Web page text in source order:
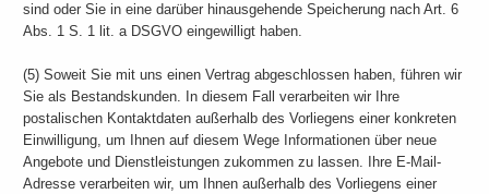
sind oder Sie in eine darüber hinausgehende Speicherung nach Art. 6
Abs. 1 S. 1 lit. a DSGVO eingewilligt haben.
(5) Soweit Sie mit uns einen Vertrag abgeschlossen haben, führen wir
Sie als Bestandskunden. In diesem Fall verarbeiten wir Ihre
postalischen Kontaktdaten außerhalb des Vorliegens einer konkreten
Einwilligung, um Ihnen auf diesem Wege Informationen über neue
Angebote und Dienstleistungen zukommen zu lassen. Ihre E-Mail-
Adresse verarbeiten wir, um Ihnen außerhalb des Vorliegens einer